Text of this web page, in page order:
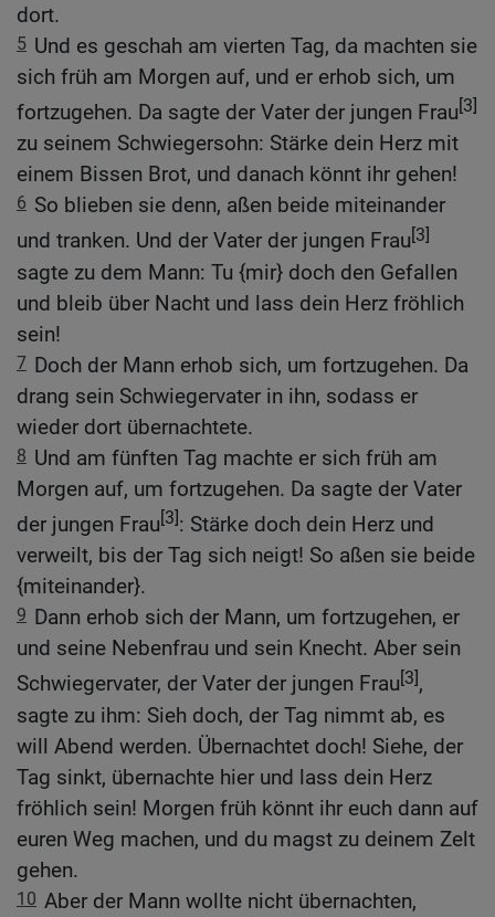
dort.
5 Und es geschah am vierten Tag, da machten sie
sich früh am Morgen auf, und er erhob sich, um
fortzugehen. Da sagte der Vater der jungen Frau[3]
zu seinem Schwiegersohn: Stärke dein Herz mit
einem Bissen Brot, und danach könnt ihr gehen!
6 So blieben sie denn, aßen beide miteinander
und tranken. Und der Vater der jungen Frau[3]
sagte zu dem Mann: Tu {mir} doch den Gefallen
und bleib über Nacht und lass dein Herz fröhlich
sein!
7 Doch der Mann erhob sich, um fortzugehen. Da
drang sein Schwiegervater in ihn, sodass er
wieder dort übernachtete.
8 Und am fünften Tag machte er sich früh am
Morgen auf, um fortzugehen. Da sagte der Vater
der jungen Frau[3]: Stärke doch dein Herz und
verweilt, bis der Tag sich neigt! So aßen sie beide
{miteinander}.
9 Dann erhob sich der Mann, um fortzugehen, er
und seine Nebenfrau und sein Knecht. Aber sein
Schwiegervater, der Vater der jungen Frau[3],
sagte zu ihm: Sieh doch, der Tag nimmt ab, es
will Abend werden. Übernachtet doch! Siehe, der
Tag sinkt, übernachte hier und lass dein Herz
fröhlich sein! Morgen früh könnt ihr euch dann auf
euren Weg machen, und du magst zu deinem Zelt
gehen.
10 Aber der Mann wollte nicht übernachten,